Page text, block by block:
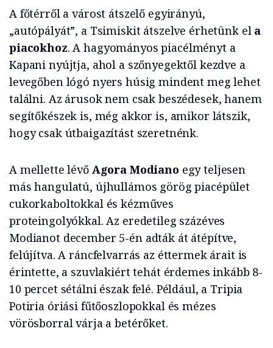
A főtérről a várost átszelő egyirányú,
„autópályát”, a Tsimiskit átszelve érhetünk el a
piacokhoz. A hagyományos piacélményt a
Kapani nyújtja, ahol a szőnyegektől kezdve a
levegőben lógó nyers húsig mindent meg lehet
találni. Az árusok nem csak beszédesek, hanem
segítőkészek is, még akkor is, amikor látszik,
hogy csak útbaigazítást szeretnénk.
A mellette lévő Agora Modiano egy teljesen
más hangulatú, újhullámos görög piacépület
cukorkaboltokkal és kézműves
proteingolyókkal. Az eredetileg százéves
Modianot december 5-én adták át átépítve,
felújítva. A ráncfelvarrás az éttermek árait is
érintette, a szuvlakiért tehát érdemes inkább 8-
10 percet sétálni észak felé. Például, a Tripia
Potiria óriási fűtőoszlopokkal és mézes
vörösborral várja a betérőket.